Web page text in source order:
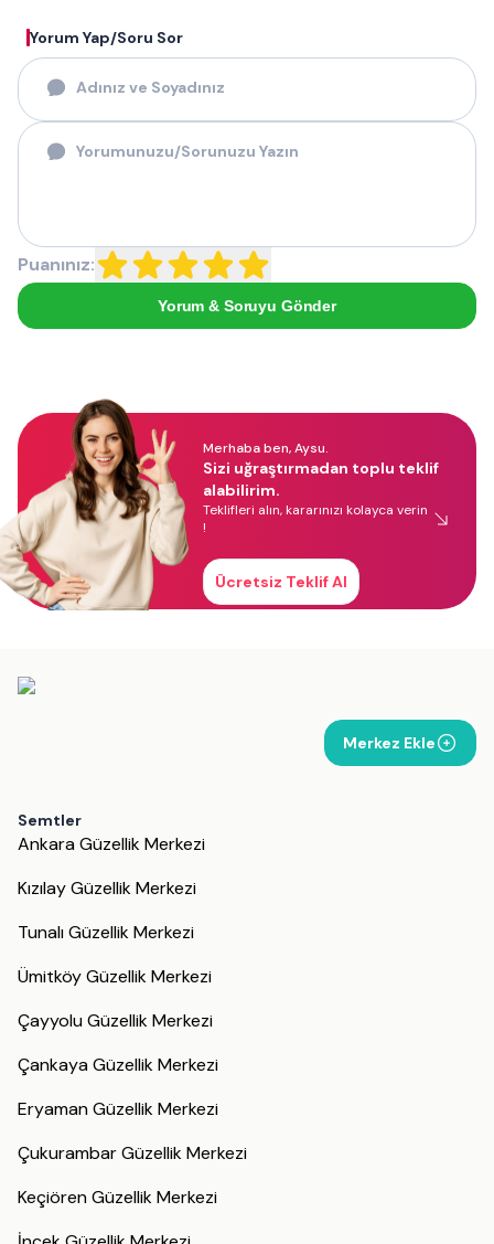
Yorum Yap/Soru Sor
Puanınız:
Yorum & Soruyu Gönder
Merhaba ben, Aysu.
Sizi uğraştırmadan toplu teklif
alabilirim.
Teklifleri alın, kararınızı kolayca verin
!
Ücretsiz Teklif Al
Merkez Ekle
Semtler
Ankara Güzellik Merkezi
Kızılay Güzellik Merkezi
Tunalı Güzellik Merkezi
Ümitköy Güzellik Merkezi
Çayyolu Güzellik Merkezi
Çankaya Güzellik Merkezi
Eryaman Güzellik Merkezi
Çukurambar Güzellik Merkezi
Keçiören Güzellik Merkezi